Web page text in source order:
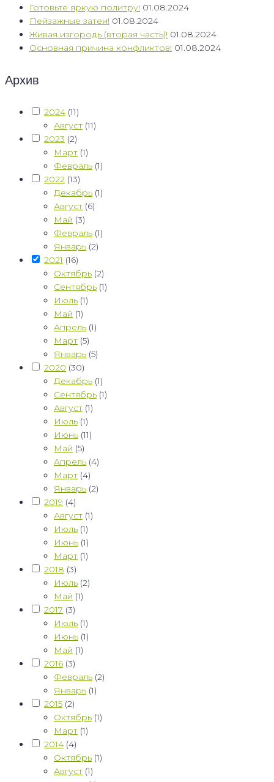
Готовьте яркую политру! 01.08.2024
Пейзажные затеи! 01.08.2024
Живая изгородь (вторая часть)! 01.08.2024
Основная причина конфликтов! 01.08.2024
Архив
2024 (11)
Август (11)
2023 (2)
Март (1)
Февраль (1)
2022 (13)
Декабрь (1)
Август (6)
Май (3)
Февраль (1)
Январь (2)
2021 (16)
Октябрь (2)
Сентябрь (1)
Июль (1)
Май (1)
Апрель (1)
Март (5)
Январь (5)
2020 (30)
Декабрь (1)
Сентябрь (1)
Август (1)
Июль (1)
Июнь (11)
Май (5)
Апрель (4)
Март (4)
Январь (2)
2019 (4)
Август (1)
Июль (1)
Июнь (1)
Март (1)
2018 (3)
Июль (2)
Май (1)
2017 (3)
Июль (1)
Июнь (1)
Май (1)
2016 (3)
Февраль (2)
Январь (1)
2015 (2)
Октябрь (1)
Март (1)
2014 (4)
Октябрь (1)
Август (1)